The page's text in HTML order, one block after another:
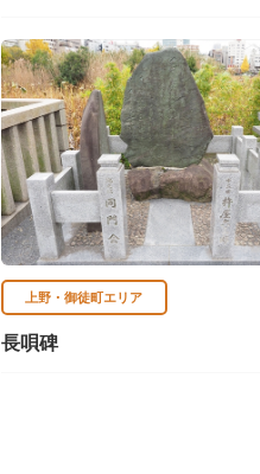
上野・御徒町エリア
長唄碑